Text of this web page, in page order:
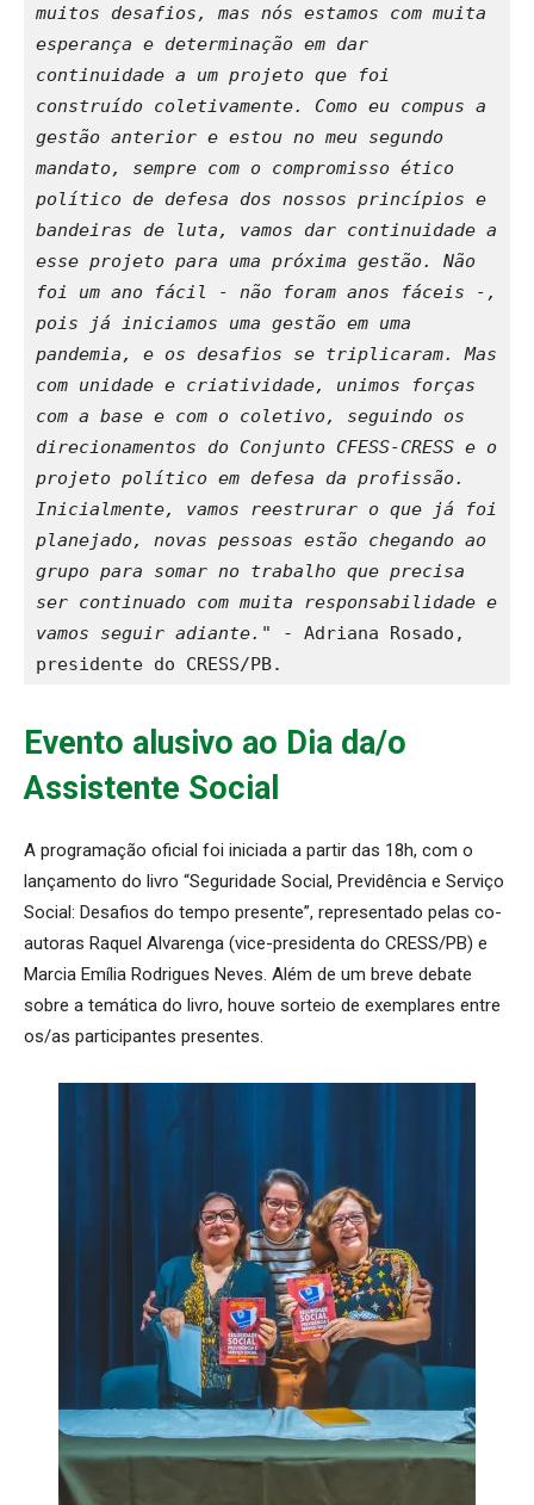
muitos desafios, mas nós estamos com muita
esperança e determinação em dar
continuidade a um projeto que foi
construído coletivamente. Como eu compus a
gestão anterior e estou no meu segundo
mandato, sempre com o compromisso ético
político de defesa dos nossos princípios e
bandeiras de luta, vamos dar continuidade a
esse projeto para uma próxima gestão. Não
foi um ano fácil - não foram anos fáceis -,
pois já iniciamos uma gestão em uma
pandemia, e os desafios se triplicaram. Mas
com unidade e criatividade, unimos forças
com a base e com o coletivo, seguindo os
direcionamentos do Conjunto CFESS-CRESS e o
projeto político em defesa da profissão.
Inicialmente, vamos reestrurar o que já foi
planejado, novas pessoas estão chegando ao
grupo para somar no trabalho que precisa
ser continuado com muita responsabilidade e
vamos seguir adiante."
- Adriana Rosado,
presidente do CRESS/PB.
Evento alusivo ao Dia da/o
Assistente Social
A programação oficial foi iniciada a partir das 18h, com o
lançamento do livro “Seguridade Social, Previdência e Serviço
Social: Desafios do tempo presente”, representado pelas co-
autoras Raquel Alvarenga (vice-presidenta do CRESS/PB) e
Marcia Emília Rodrigues Neves. Além de um breve debate
sobre a temática do livro, houve sorteio de exemplares entre
os/as participantes presentes.